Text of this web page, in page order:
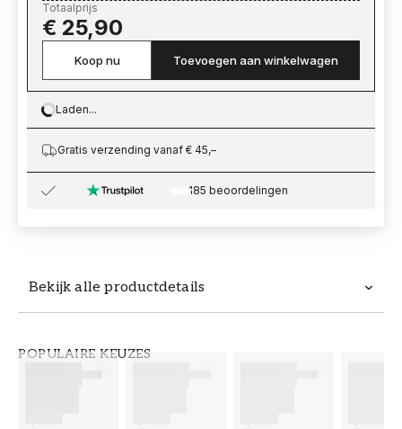
Bekijk alle productdetails
POPULAIRE KEUZES
Totaalprijs
€ 25,90
Koop nu Toevoegen aan winkelwagen
Loading…
Laden...
Gratis verzending vanaf € 45,–
185 beoordelingen